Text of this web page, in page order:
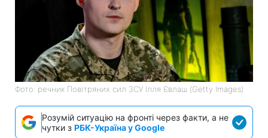
Фото: речник Повітряних сил ЗСУ Ілля Євлаш (Getty Images)
Розумій ситуацію на фронті через факти, а не
чутки з РБК-Україна у Google